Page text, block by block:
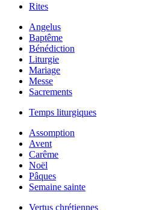
Rites
Angelus
Baptême
Bénédiction
Liturgie
Mariage
Messe
Sacrements
Temps liturgiques
Assomption
Avent
Carême
Noël
Pâques
Semaine sainte
Vertus chrétiennes